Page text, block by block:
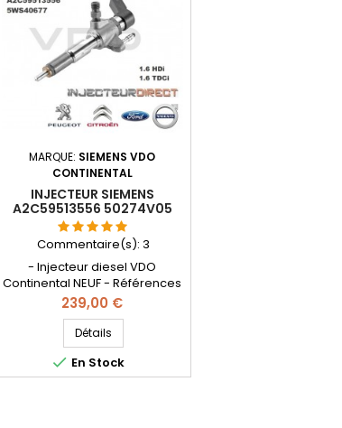
MARQUE: SIEMENS VDO
CONTINENTAL
INJECTEUR SIEMENS
A2C59513556 50274V05
NEUF 9674973080 1.6 HDI /
TDCI 562000210
Commentaire(s): 3
- Injecteur diesel VDO
Continental NEUF - Références
compatibles : 5WS40677 ,
9802448680 , 9674973080 ,
50274V05 , 1980ER , 1980S0 ,
1980R9 , 1980ET , 1791017 , 1812616
, 1685796 , 1709667 ,
AV6Q9F593AA , AV6Q-9F59-
Prix
239,00 €
Détails
 En Stock